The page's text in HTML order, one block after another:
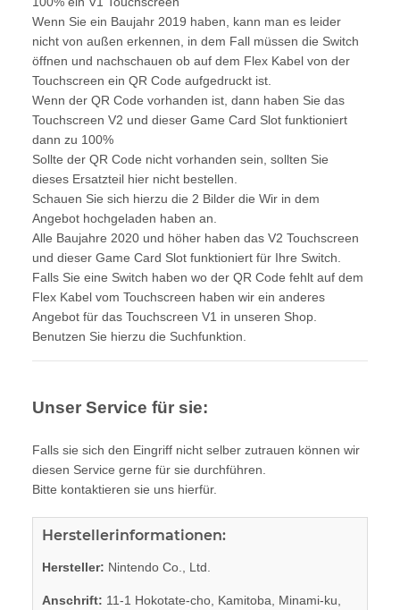
Wenn Sie ein Baujahr 2019 haben, kann man es leider
nicht von außen erkennen, in dem Fall müssen die Switch
öffnen und nachschauen ob auf dem Flex Kabel von der
Touchscreen ein QR Code aufgedruckt ist.
Wenn der QR Code vorhanden ist, dann haben Sie das
Touchscreen V2 und dieser Game Card Slot funktioniert
dann zu 100%
Sollte der QR Code nicht vorhanden sein, sollten Sie
dieses Ersatzteil hier nicht bestellen.
Schauen Sie sich hierzu die 2 Bilder die Wir in dem
Angebot hochgeladen haben an.
Alle Baujahre 2020 und höher haben das V2 Touchscreen
und dieser Game Card Slot funktioniert für Ihre Switch.
Falls Sie eine Switch haben wo der QR Code fehlt auf dem
Flex Kabel vom Touchscreen haben wir ein anderes
Angebot für das Touchscreen V1 in unseren Shop.
Benutzen Sie hierzu die Suchfunktion.
Unser Service für sie:
Falls sie sich den Eingriff nicht selber zutrauen können wir
diesen Service gerne für sie durchführen.
Bitte kontaktieren sie uns hierfür.
Herstellerinformationen:
Hersteller: Nintendo Co., Ltd.
Anschrift: 11-1 Hokotate-cho, Kamitoba, Minami-ku,